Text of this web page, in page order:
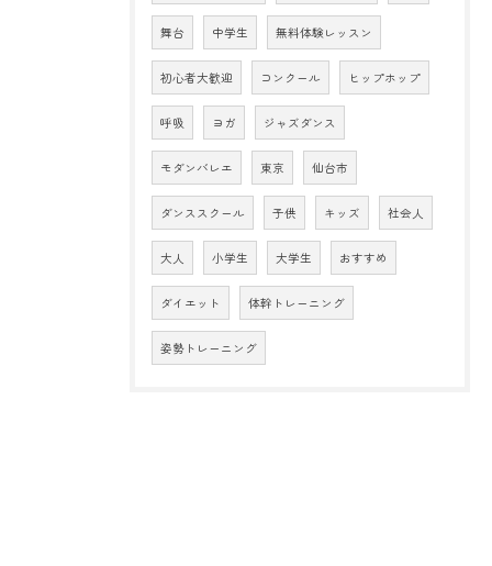
舞台 中学生 無料体験レッスン
初心者大歓迎 コンクール ヒップホップ
呼吸 ヨガ ジャズダンス
モダンバレエ 東京 仙台市
ダンススクール 子供 キッズ 社会人
大人 小学生 大学生 おすすめ
ダイエット 体幹トレーニング
姿勢トレーニング